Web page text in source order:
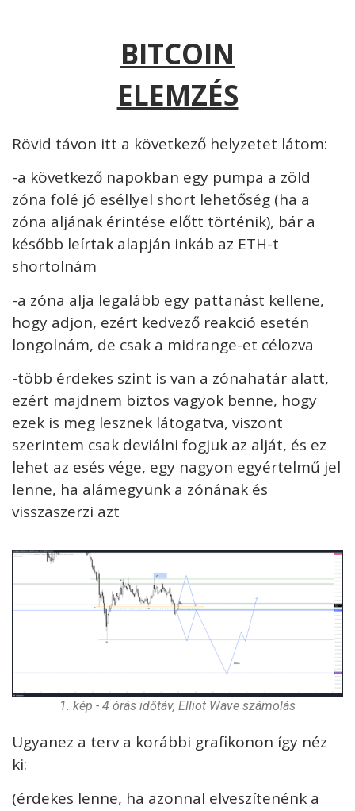
BITCOIN
ELEMZÉS
Rövid távon itt a következő helyzetet látom:
-a következő napokban egy pumpa a zöld
zóna fölé jó eséllyel short lehetőség (ha a
zóna aljának érintése előtt történik), bár a
később leírtak alapján inkáb az ETH-t
shortolnám
-a zóna alja legalább egy pattanást kellene,
hogy adjon, ezért kedvező reakció esetén
longolnám, de csak a midrange-et célozva
-több érdekes szint is van a zónahatár alatt,
ezért majdnem biztos vagyok benne, hogy
ezek is meg lesznek látogatva, viszont
szerintem csak deviálni fogjuk az alját, és ez
lehet az esés vége, egy nagyon egyértelmű jel
lenne, ha alámegyünk a zónának és
visszaszerzi azt
1. kép - 4 órás időtáv, Elliot Wave számolás
Ugyanez a terv a korábbi grafikonon így néz
ki:
(érdekes lenne, ha azonnal elveszítenénk a